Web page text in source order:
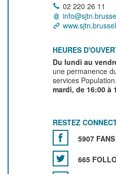
02 220 26 11
HEURES
Du lundi au
une permanence
services
mardi, de 16:00 à
RESTEZ
5907 FANS
665